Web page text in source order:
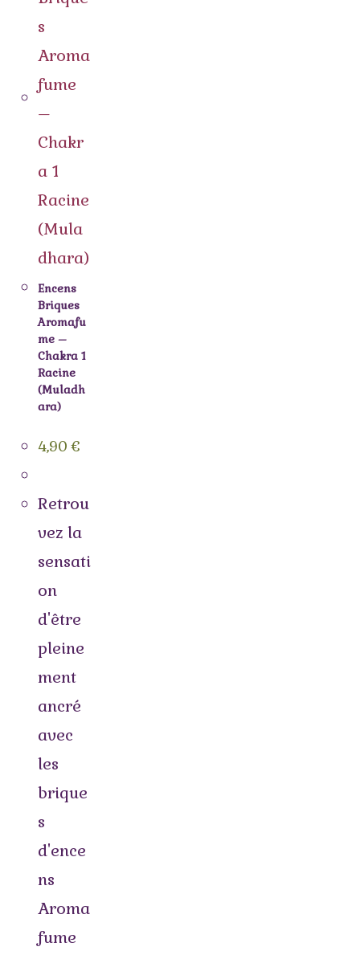
Encens
Briques
Aromafu
me –
Chakra 1
Racine
(Muladh
ara)
4,90€
Retrou
vez la
sensati
on
d'être
pleine
ment
ancré
avec
les
brique
s
d'ence
ns
Aroma
fume